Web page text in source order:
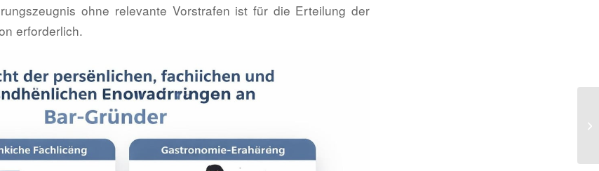
ohne relevante Vorstrafen ist für die Erteilung der
erforderlich.